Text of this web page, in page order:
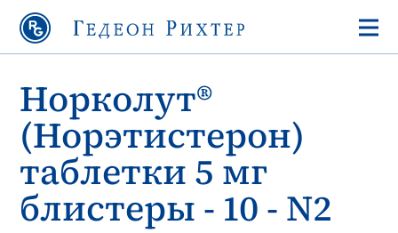
Норколут®
(Норэтистерон)
таблетки 5 мг
блистеры - 10 - N2